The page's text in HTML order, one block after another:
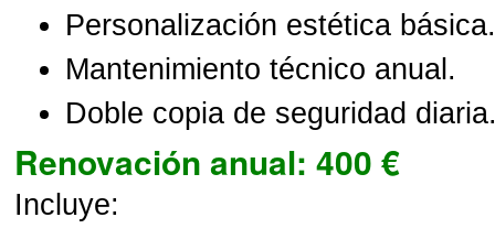
Personalización estética
Mantenimiento técnico anual.
Doble copia de seguridad
Renovación anual: 400 €
Incluye: